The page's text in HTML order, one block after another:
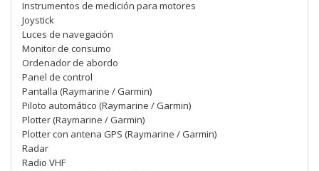
Instrumentos de medición para motores
Joystick
Luces de navegación
Monitor de consumo
Ordenador de abordo
Panel de control
Pantalla (Raymarine / Garmin)
Piloto automático (Raymarine / Garmin)
Plotter (Raymarine / Garmin)
Plotter con antena GPS (Raymarine / Garmin)
Radar
Radio VHF